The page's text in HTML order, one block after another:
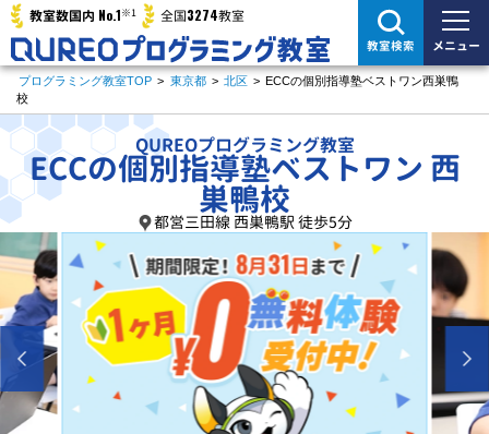
教室数国内 No.1※1 全国3274教室
教室検索 メニュー
プログラミング教室TOP > 東京都 > 北区 > ECCの個別指導塾ベストワン西巣鴨
校
QUREOプログラミング教室
ECCの個別指導塾ベストワン 西
巣鴨校
都営三田線 西巣鴨駅 徒歩5分